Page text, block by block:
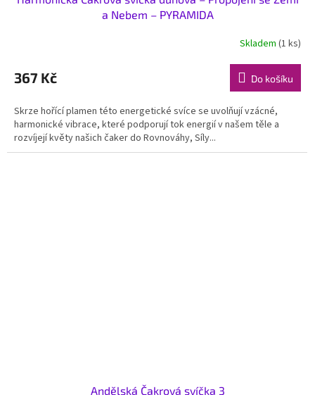
a Nebem – PYRAMIDA
Skladem (1 ks)
367 Kč Do košíku
Skrze hořící plamen této energetické svíce se uvolňují vzácné,
harmonické vibrace, které podporují tok energií v našem těle a
rozvíjejí květy našich čaker do Rovnováhy, Síly...
Andělská Čakrová svíčka 3